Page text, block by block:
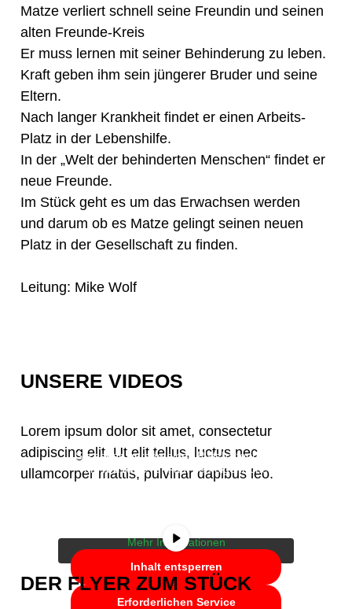
Matze verliert schnell seine Freundin und seinen
alten Freunde-Kreis
Er muss lernen mit seiner Behinderung zu leben.
Kraft geben ihm sein jüngerer Bruder und seine
Eltern.
Nach langer Krankheit findet er einen Arbeits-
Platz in der Lebenshilfe.
In der „Welt der behinderten Menschen“ findet er
neue Freunde.
Im Stück geht es um das Erwachsen werden
und darum ob es Matze gelingt seinen neuen
Platz in der Gesellschaft zu finden.
Leitung: Mike Wolf
UNSERE VIDEOS
Lorem ipsum dolor sit amet, consectetur
adipiscing elit. Ut elit tellus, luctus nec
ullamcorper mattis, pulvinar dapibus leo.
Sie sehen gerade einen Platzhalterinhalt
vonYouTube. Um auf den eigentlichen
Inhalt zuzugreifen, klicken Sie auf die
Mehr Informationen
Inhalt entsperren
Erforderlichen Service
DER FLYER ZUM STÜCK